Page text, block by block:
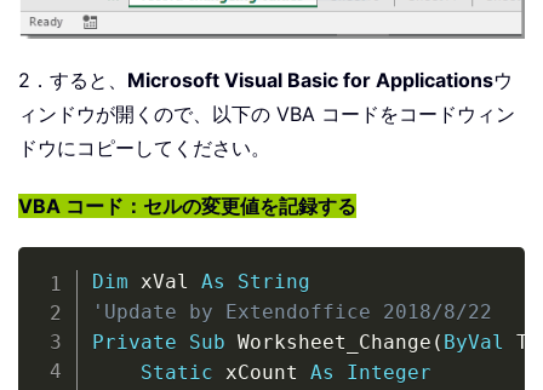
2．すると、 Microsoft Visual Basic for Applicationsウ
ィンドウが開くので、以下の VBA コードをコードウィン
ドウにコピーしてください。
VBA コード：セルの変更値を記録する
Dim xVal As
String
'Update by Extendoffice 2018/8/22
Private
Sub Worksheet_Change ( ByVal
Static xCount As
Integer